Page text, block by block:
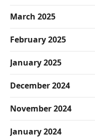
March 2025
February 2025
January 2025
December 2024
November 2024
January 2024